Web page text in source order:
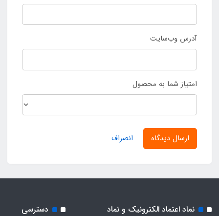
آدرس وب‌سایت
امتیاز شما به محصول
ارسال دیدگاه انصراف
نماد اعتماد الکترونیک و نماد
دسترسی